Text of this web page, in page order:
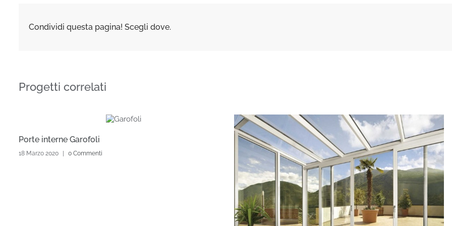
Condividi questa pagina! Scegli dove.
Progetti correlati
Porte interne Garofoli
18 Marzo 2020 0 Commenti